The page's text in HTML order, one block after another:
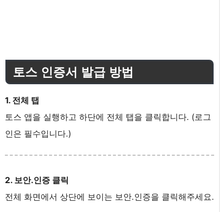
토스 인증서 발급 방법
1. 전체 탭
토스 앱을 실행하고 하단에 전체 탭을 클릭합니다. (로그
인은 필수입니다.)
2. 보안.인증 클릭
전체 화면에서 상단에 보이는 보안.인증을 클릭해주세요.